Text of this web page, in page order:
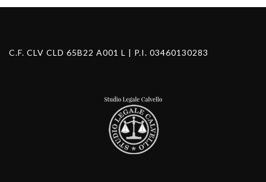
C.F. CLV CLD 65B22 A001 L | P.I. 03460130283